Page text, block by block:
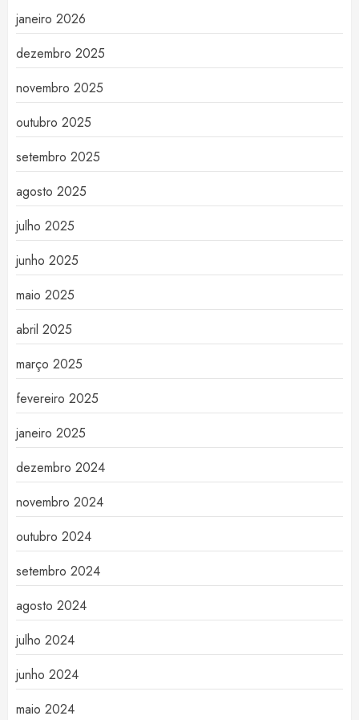
janeiro 2026
dezembro 2025
novembro 2025
outubro 2025
setembro 2025
agosto 2025
julho 2025
junho 2025
maio 2025
abril 2025
março 2025
fevereiro 2025
janeiro 2025
dezembro 2024
novembro 2024
outubro 2024
setembro 2024
agosto 2024
julho 2024
junho 2024
maio 2024